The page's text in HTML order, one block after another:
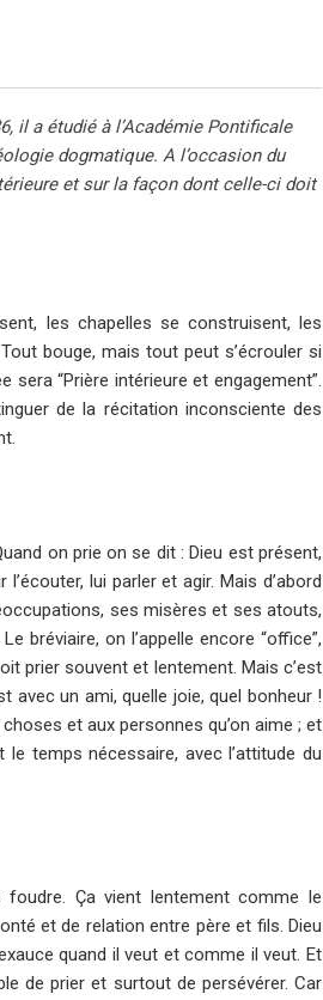
il a étudié à l’Académie Pontificale
dogmatique. A l’occasion du
et sur la façon dont celle-ci doit
les chapelles se construisent, les
bouge, mais tout peut s’écrouler si
sera “Prière intérieure et engagement”.
de la récitation inconsciente des
on prie on se dit : Dieu est présent,
lui parler et agir. Mais d’abord
ses misères et ses atouts,
bréviaire, on l’appelle encore “office”,
prier souvent et lentement. Mais c’est
avec un ami, quelle joie, quel bonheur !
et aux personnes qu’on aime ; et
temps nécessaire, avec l’attitude du
Ça vient lentement comme le
et de relation entre père et fils. Dieu
quand il veut et comme il veut. Et
de prier et surtout de persévérer. Car